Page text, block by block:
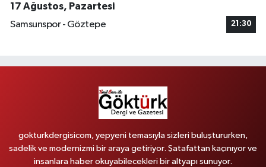
17 Ağustos, Pazartesi
Samsunspor - Göztepe
21:30
gokturkdergisicom, yepyeni temasıyla sizleri buluştururken,
sadelik ve modernizmi bir araya getiriyor. Şatafattan kaçınıyor ve
insanlara haber okuyabilecekleri bir altyapı sunuyor.